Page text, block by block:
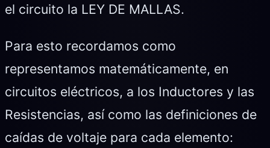
el circuito la LEY DE MALLAS.
Para esto recordamos como
representamos matemáticamente, en
circuitos eléctricos, a los Inductores y las
Resistencias, así como las definiciones de
caídas de voltaje para cada elemento: